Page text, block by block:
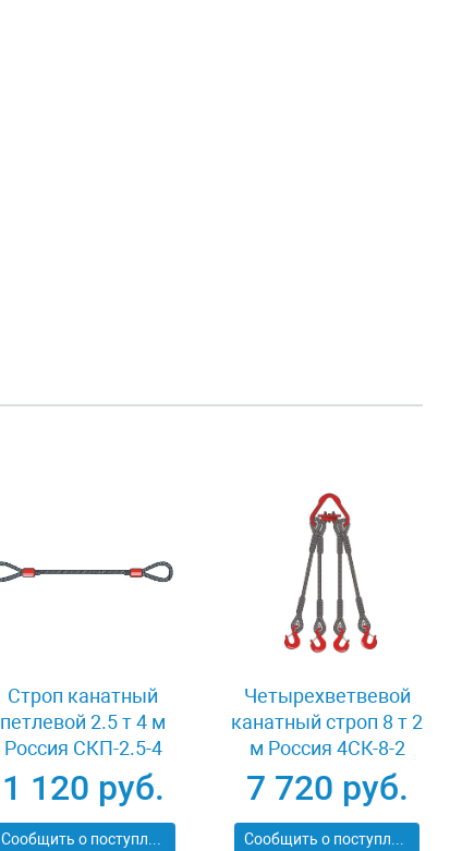
Строп канатный
петлевой 2.5 т 4 м
Россия СКП-2.5-4
1 120 руб.
Сообщить о поступлении
Четырехветвевой
канатный строп 8 т 2
м Россия 4СК-8-2
7 720 руб.
Сообщить о поступлении